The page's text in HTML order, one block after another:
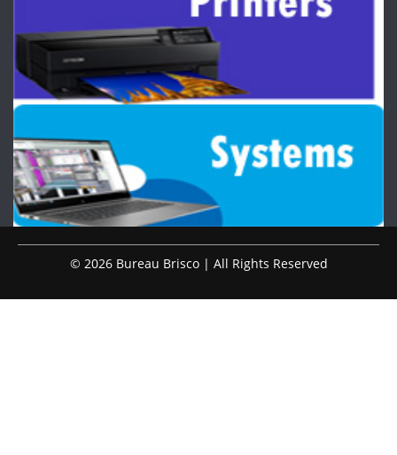
© 2026 Bureau Brisco | All Rights Reserved